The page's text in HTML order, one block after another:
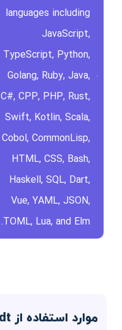
languages including
JavaScript,
TypeScript, Python,
Golang, Ruby, Java,
C#, CPP, PHP, Rust,
Swift, Kotlin, Scala,
Cobol, CommonLisp,
HTML, CSS, Bash,
Haskell, SQL, Dart,
Vue, YAML, JSON,
TOML, Lua, and Elm.
موارد استفاده از Buildt